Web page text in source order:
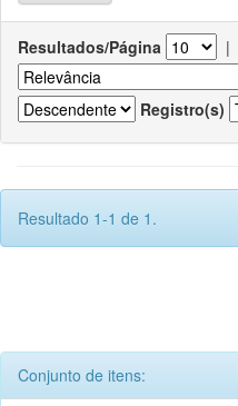
Resultados/Página |
Registro(s)
Resultado 1-1 de 1.
Conjunto de itens: